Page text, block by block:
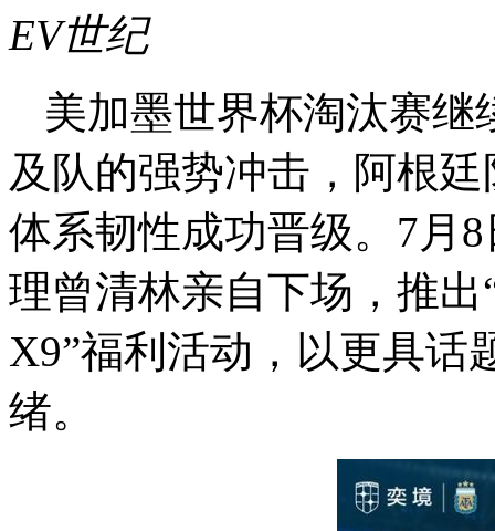
EV世纪
美加墨世界杯淘汰赛
及队的强势冲击，阿根
体系韧性成功晋级。7月
理曾清林亲自下场，推
X9”福利活动，以更具话
绪。